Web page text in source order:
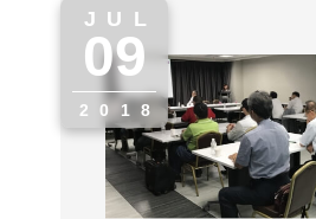
JUL
09
2018
" alt="">